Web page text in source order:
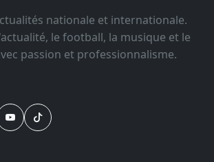
nationale et internationale.
le football, la musique et le
passion et professionnalisme.